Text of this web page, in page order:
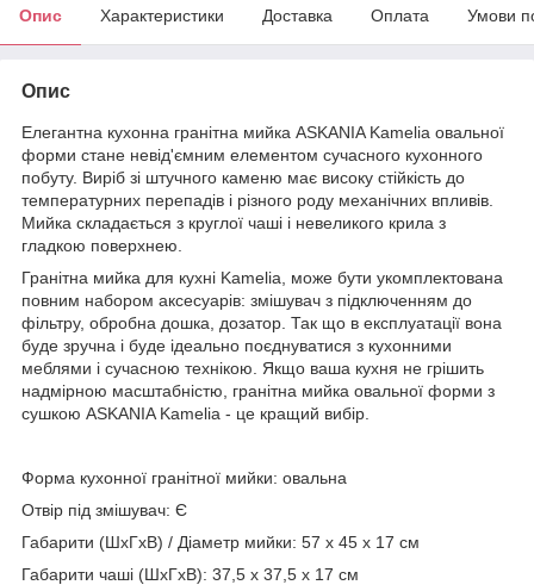
Опис Характеристики Доставка Оплата Умови
Опис
Елегантна кухонна гранітна мийка ASKANIA Kamelia овальної
форми стане невід'ємним елементом сучасного кухонного
побуту. Виріб зі штучного каменю має високу стійкість до
температурних перепадів і різного роду механічних впливів.
Мийка складається з круглої чаші і невеликого крила з
гладкою поверхнею.
Гранітна мийка для кухні Kamelia, може бути укомплектована
повним набором аксесуарів: змішувач з підключенням до
фільтру, обробна дошка, дозатор. Так що в експлуатації вона
буде зручна і буде ідеально поєднуватися з кухонними
меблями і сучасною технікою. Якщо ваша кухня не грішить
надмірною масштабністю, гранітна мийка овальної форми з
сушкою ASKANIA Kamelia - це кращий вибір.
Форма кухонної гранітної мийки: овальна
Отвір під змішувач: Є
Габарити (ШхГхВ) / Діаметр мийки: 57 х 45 х 17 см
Габарити чаші (ШхГхВ): 37,5 х 37,5 х 17 см